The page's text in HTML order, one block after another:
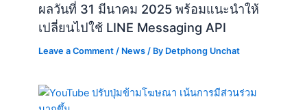
ผลวันที่ 31 มีนาคม 2025 พร้อมแนะนำให้
เปลี่ยนไปใช้ LINE Messaging API
Leave a Comment / News / By Detphong Unchat